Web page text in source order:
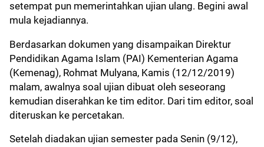
setempat pun memerintahkan ujian ulang. Begini awal
mula kejadiannya.
Berdasarkan dokumen yang disampaikan Direktur
Pendidikan Agama Islam (PAI) Kementerian Agama
(Kemenag), Rohmat Mulyana, Kamis (12/12/2019)
malam, awalnya soal ujian dibuat oleh seseorang
kemudian diserahkan ke tim editor. Dari tim editor, soal
diteruskan ke percetakan.
Setelah diadakan ujian semester pada Senin (9/12),